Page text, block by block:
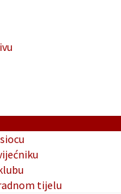
tijelu